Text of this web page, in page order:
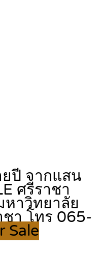
ปี จากแสน
ศรีราชา
หาวิทยาลัย
ชา โทร 065-
Sale